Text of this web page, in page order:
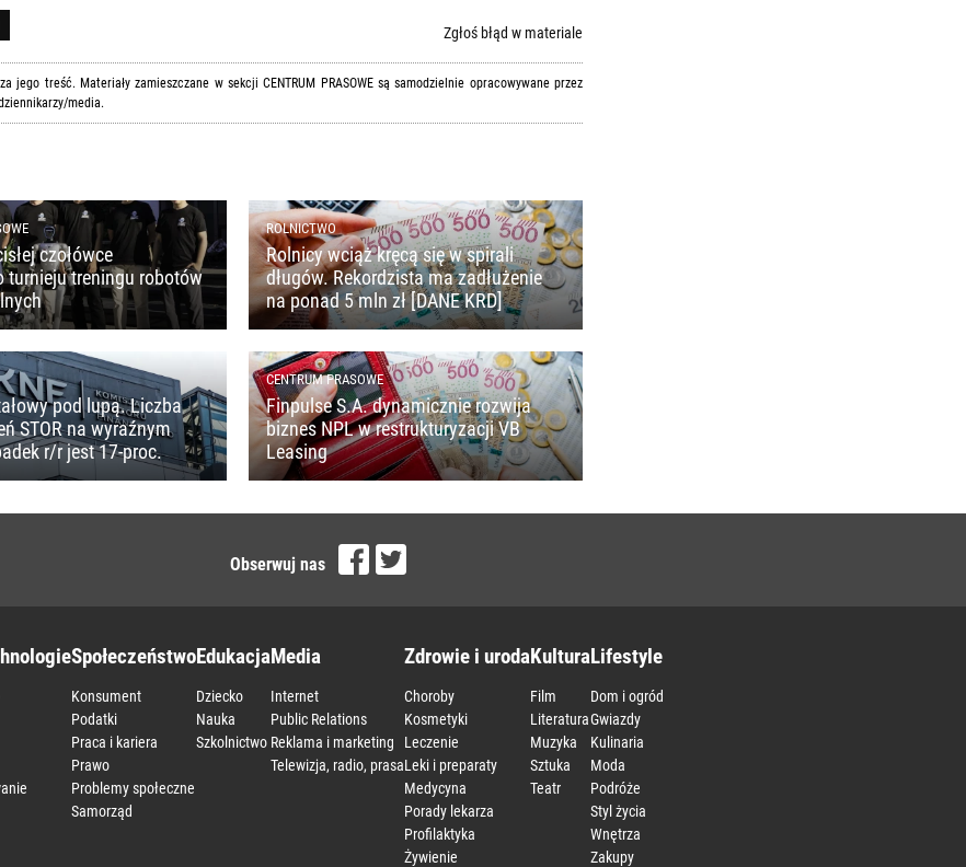
Zgłoś błąd w materiale
treść. Materiały zamieszczane w sekcji CENTRUM PRASOWE są samodzielnie opracowywane przez
media.
czołówce
turnieju treningu robotów
ROLNICTWO
Rolnicy wciąż kręcą się w spirali
długów. Rekordzista ma zadłużenie
na ponad 5 mln zł [DANE KRD]
pod lupą. Liczba
STOR na wyraźnym
r/r jest 17-proc.
CENTRUM PRASOWE
Finpulse S.A. dynamicznie rozwija
biznes NPL w restrukturyzacji VB
Leasing
Obserwuj nas
Społeczeństwo
Konsument
Podatki
Praca i kariera
Prawo
Problemy społeczne
Samorząd
Edukacja
Dziecko
Nauka
Szkolnictwo
Media
Internet
Public Relations
Reklama i marketing
Telewizja, radio, prasa
Zdrowie i uroda
Choroby
Kosmetyki
Leczenie
Leki i preparaty
Medycyna
Porady lekarza
Profilaktyka
Żywienie
Kultura
Film
Literatura
Muzyka
Sztuka
Teatr
Lifestyle
Dom i ogród
Gwiazdy
Kulinaria
Moda
Podróże
Styl życia
Wnętrza
Zakupy